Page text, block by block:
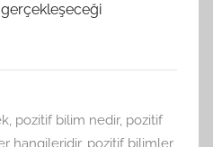
gerçekleşeceği
, pozitif bilim nedir, pozitif
hangileridir, pozitif bilimler